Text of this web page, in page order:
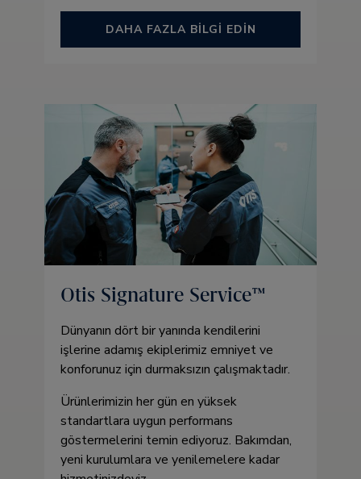
DAHA FAZLA BİLGİ EDİN
Otis Signature Service™
Dünyanın dört bir yanında kendilerini
işlerine adamış ekiplerimiz emniyet ve
konforunuz için durmaksızın çalışmaktadır.
Ürünlerimizin her gün en yüksek
standartlara uygun performans
göstermelerini temin ediyoruz. Bakımdan,
yeni kurulumlara ve yenilemelere kadar